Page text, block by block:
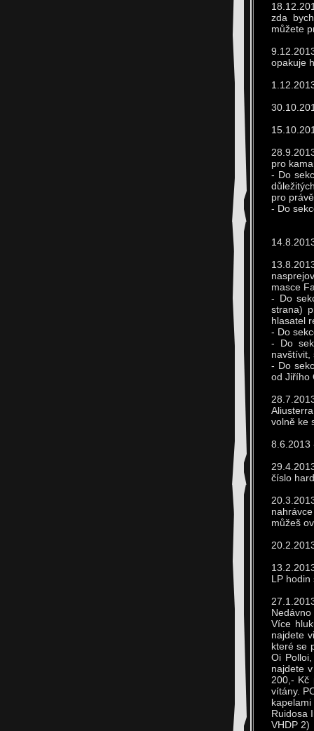
zda
můžete
opakuje
pro
- Do
pro
- Do
masce
- Do
strana)
hlasatel
- Do
- Do
navštívit,
- Do
od Jiřího
volně ke
8.6.2013
číslo
můžeš
LP hodin
Více
najdete
které se
Oi
najdete
200,- Kč
vítány.
Ruidosa
VHDP 2)